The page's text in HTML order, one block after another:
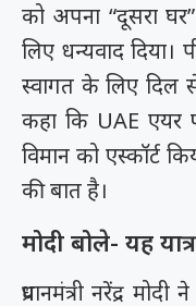
को अपना “दूसरा
लिए धन्यवाद दिया।
स्वागत के लिए दिल
कहा कि UAE एयर
विमान को एस्कॉर्ट
की बात है।
मोदी बोले- यह
प्रधानमंत्री नरेंद्र